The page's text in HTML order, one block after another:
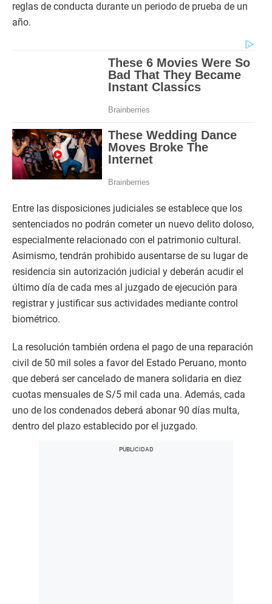
reglas de conducta durante un periodo de prueba de un
año.
Entre las disposiciones judiciales se establece que los
sentenciados no podrán cometer un nuevo delito doloso,
especialmente relacionado con el patrimonio cultural.
Asimismo, tendrán prohibido ausentarse de su lugar de
residencia sin autorización judicial y deberán acudir el
último día de cada mes al juzgado de ejecución para
registrar y justificar sus actividades mediante control
biométrico.
La resolución también ordena el pago de una reparación
civil de 50 mil soles a favor del Estado Peruano, monto
que deberá ser cancelado de manera solidaria en diez
cuotas mensuales de S/5 mil cada una. Además, cada
uno de los condenados deberá abonar 90 días multa,
dentro del plazo establecido por el juzgado.